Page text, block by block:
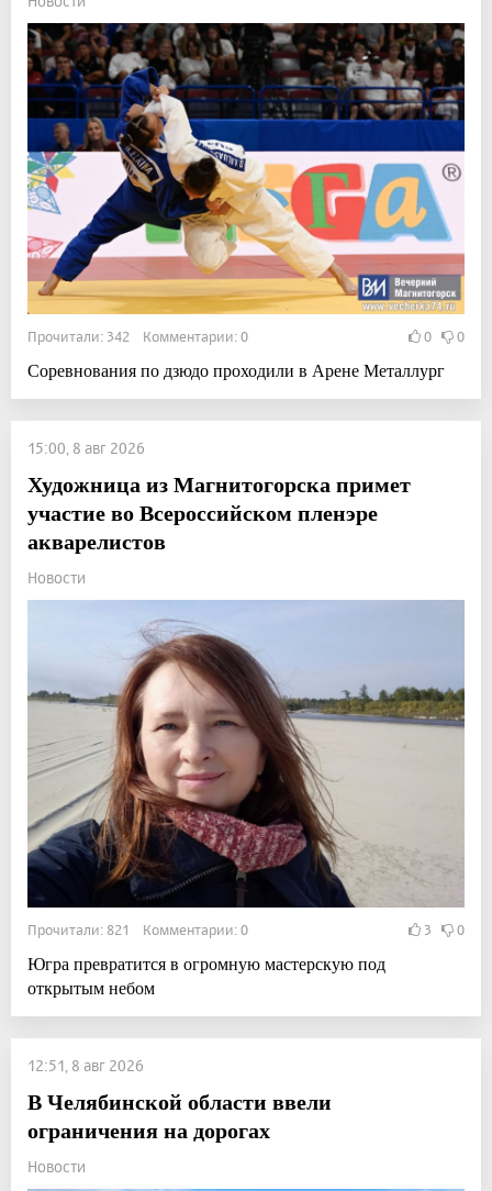
Прочитали: 342 Комментарии: 0 0 0
Соревнования по дзюдо проходили в Арене Металлург
15:00, 8 авг 2026
Художница из Магнитогорска примет
участие во Всероссийском пленэре
акварелистов
Новости
Прочитали: 821 Комментарии: 0 3 0
Югра превратится в огромную мастерскую под
открытым небом
12:51, 8 авг 2026
В Челябинской области ввели
ограничения на дорогах
Новости